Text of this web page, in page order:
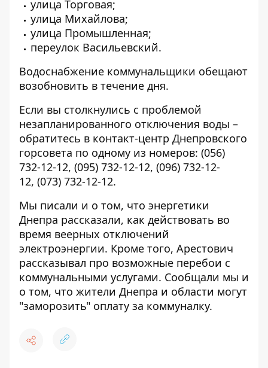
улица Торговая;
улица Михайлова;
улица Промышленная;
переулок Васильевский.
Водоснабжение коммунальщики обещают
возобновить в течение дня.
Если вы столкнулись с проблемой
незапланированного отключения воды –
обратитесь в контакт-центр Днепровского
горсовета по одному из номеров: (056)
732-12-12, (095) 732-12-12, (096) 732-12-
12, (073) 732-12-12.
Мы писали и о том, что энергетики
Днепра рассказали, как действовать во
время веерных отключений
электроэнергии. Кроме того, Арестович
рассказывал про возможные перебои с
коммунальными услугами. Сообщали мы и
о том, что жители Днепра и области могут
"заморозить" оплату за коммуналку.